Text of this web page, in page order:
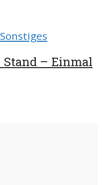
Sonstiges
Stand – Einmal